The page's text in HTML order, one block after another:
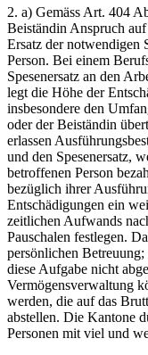
2. a) Gemäss Art. 404
Beiständin Anspruch
Ersatz der notwendigen
Person. Bei einem
Spesenersatz an den
legt die Höhe der
insbesondere den
oder der Beiständin
erlassen
und den Spesenersatz,
betroffenen Person
bezüglich ihrer
Entschädigungen ein
zeitlichen Aufwands
Pauschalen festlegen.
persönlichen
diese Aufgabe nicht
Vermögensverwaltung
werden, die auf das
abstellen. Die Kantone
Personen mit viel und